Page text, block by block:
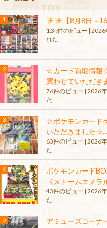
【8月8日～
1.3k件のビュー
2026
れた
☆カード買取情報
買わせていただき
76件のビュー | 2026
た
☆ポケモンカード
いただきました☆...
63件のビュー | 2026
た
ポケモンカード
《ストームエメラ
43件のビュー
2026
た
アミューズコーナ